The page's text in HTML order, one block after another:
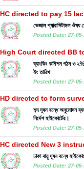
HC directed to pay 15
ভেজাল প্যারাসিটামল ঔষধ
Posted Date: 27-
High Court directed BB
ব্যাংকিং কমিশন গঠন ও
ইং তারিখ
Posted Date: 27-
HD directed to form
শব্দ দূষন বন্ধে অনুমোদন
নির্দেশ হাইকোর্টের।
Posted Date: 27-
HC directed New 3
ঢাকা বায়ু দূষন বন্ধে
Posted Date: 27-